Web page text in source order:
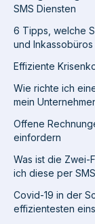
SMS Diensten
6 Tipps, welche
und
Effiziente
Wie richte ich
mein
Offene
einfordern
Was ist die Zwei-
ich diese per
Covid-19 in der
effizientesten